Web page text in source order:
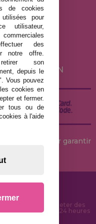
pour garantir
en ligne pour acheter des
rapide en 24 heures
de cookies
pour
utilisateur,
des
notre offre.
son
depuis le
Vous pouvez
cookies en
et fermer.
tous ou de
à l'aide